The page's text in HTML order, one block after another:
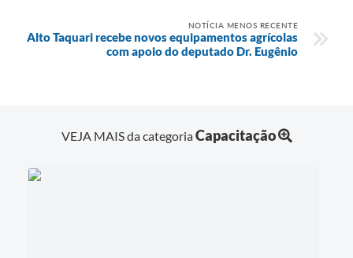
NOTÍCIA MENOS RECENTE
Alto Taquari recebe novos equipamentos agrícolas
com apoio do deputado Dr. Eugênio
VEJA MAIS da categoriaCapacitação